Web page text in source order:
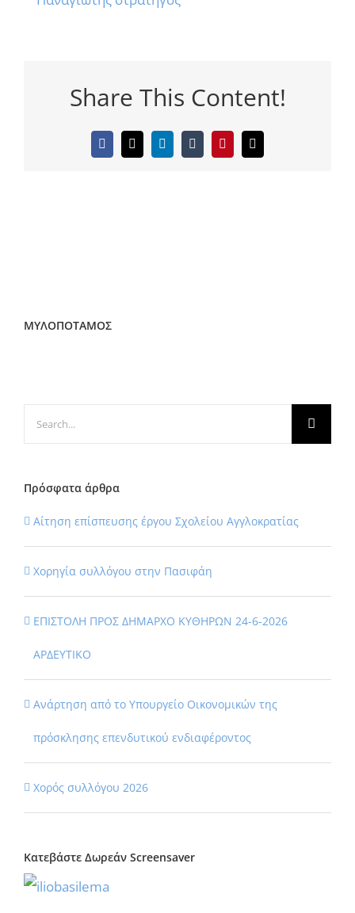
Share This Content!
FacebookTwitterLinkedInTumblrPinterestEmail
ΜΥΛΟΠΟΤΑΜΟΣ
Search
Πρόσφατα άρθρα
Αίτηση επίσπευσης έργου Σχολείου Αγγλοκρατίας
Χορηγία συλλόγου στην Πασιφάη
ΕΠΙΣΤΟΛΗ ΠΡΟΣ ΔΗΜΑΡΧΟ ΚΥΘΗΡΩΝ 24-6-2026
ΑΡΔΕΥΤΙΚΟ
Ανάρτηση από το Υπουργείο Οικονομικών της
πρόσκλησης επενδυτικού ενδιαφέροντος
Χορός συλλόγου 2026
Κατεβάστε Δωρεάν Screensaver